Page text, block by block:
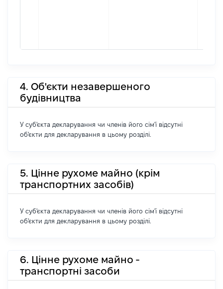
4. Об'єкти незавершеного
будівництва
У суб'єкта декларування чи членів його сім'ї відсутні
об'єкти для декларування в цьому розділі.
5. Цінне рухоме майно (крім
транспортних засобів)
У суб'єкта декларування чи членів його сім'ї відсутні
об'єкти для декларування в цьому розділі.
6. Цінне рухоме майно -
транспортні засоби